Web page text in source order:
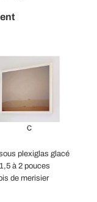
plexiglas glacé
1,5 à 2 pouces
de merisier